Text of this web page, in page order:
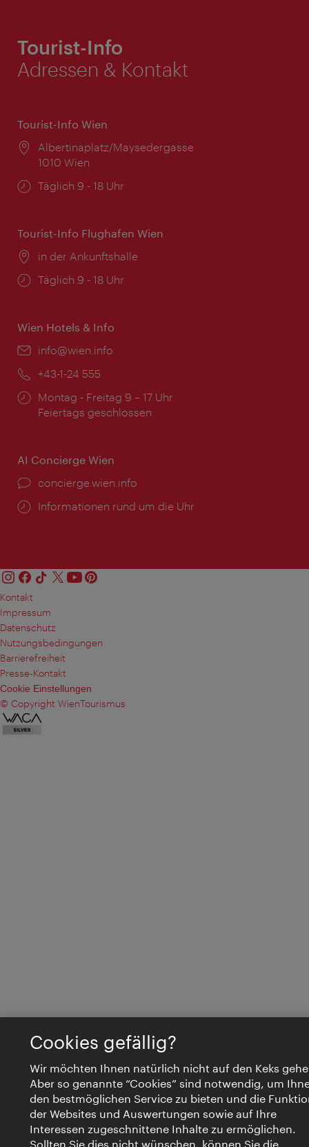
Tourist-Info
Adressen & Kontakt
Tourist-Info Wien
Ort:
Albertinaplatz/Maysedergasse
1010 Wien
Öffnungszeiten:
Täglich 9 - 18 Uhr
Tourist-Info Flughafen Wien
Ort:
in der Ankunftshalle
Öffnungszeiten:
Täglich 9 - 18 Uhr
Wien Hotels & Info
Email:
info@wien.info
Telefon:
+43-1-24 555
Öffnungszeiten:
Montag - Freitag 9 – 17 Uhr
Feiertags geschlossen
AI Concierge Wien
Ort:
concierge.wien.info
Öffnungszeiten:
Informationen rund um die Uhr
Kontakt
Impressum
Datenschutz
Nutzungsbedingungen
Barrierefreiheit
Presse-Kontakt
Cookie Einstellungen
© Copyright WienTourismus
Cookies gefällig?
Wir möchten Ihnen natürlich nicht auf den Keks
Aber so genannte “Cookies” sind notwendig, um
den bestmöglichen Service zu bieten und die
der Websites und Auswertungen sowie auf Ihre
Interessen zugeschnittene Inhalte zu ermöglichen.
Sollten Sie dies nicht wünschen, können Sie die